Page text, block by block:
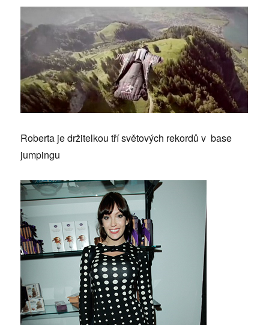
Roberta je držitelkou tří světových rekordů v base
jumpingu